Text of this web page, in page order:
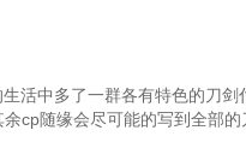
活中多了一群各有特色的刀
cp随缘会尽可能的写到全部